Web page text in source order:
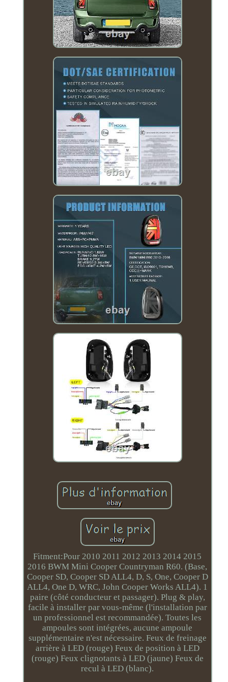
Fitment:Pour 2010 2011 2012 2013 2014 2015
2016 BWM Mini Cooper Countryman R60. (Base,
Cooper SD, Cooper SD ALL4, D, S, One, Cooper D
ALL4, One D, WRC, John Cooper Works ALL4). 1
paire (côté conducteur et passager). Plug & play,
facile à installer par vous-même (l'installation par
un professionnel est recommandée). Toutes les
ampoules sont intégrées, aucune ampoule
supplémentaire n'est nécessaire. Feux de freinage
arrière à LED (rouge) Feux de position à LED
(rouge) Feux clignotants à LED (jaune) Feux de
recul à LED (blanc).